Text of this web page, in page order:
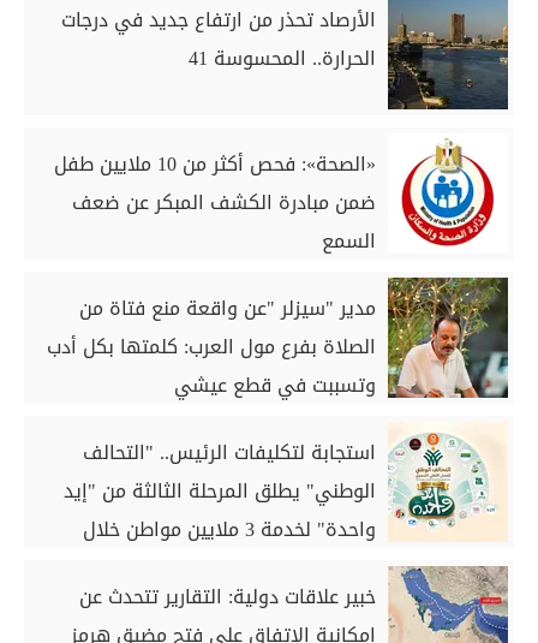
الأرصاد تحذر من ارتفاع جديد في درجات
الحرارة.. المحسوسة 41
«الصحة»: فحص أكثر من 10 ملايين طفل
ضمن مبادرة الكشف المبكر عن ضعف
السمع
مدير "سيزلر "عن واقعة منع فتاة من
الصلاة بفرع مول العرب: كلمتها بكل أدب
وتسببت في قطع عيشي
استجابة لتكليفات الرئيس.. "التحالف
الوطني" يطلق المرحلة الثالثة من "إيد
واحدة" لخدمة 3 ملايين مواطن خلال
خبير علاقات دولية: التقارير تتحدث عن
إمكانية الاتفاق على فتح مضيق هرمز